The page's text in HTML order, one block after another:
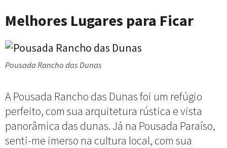
Melhores Lugares para Ficar
Pousada Rancho das Dunas
A Pousada Rancho das Dunas foi um refúgio
perfeito, com sua arquitetura rústica e vista
panorâmica das dunas. Já na Pousada Paraíso,
senti-me imerso na cultura local, com sua